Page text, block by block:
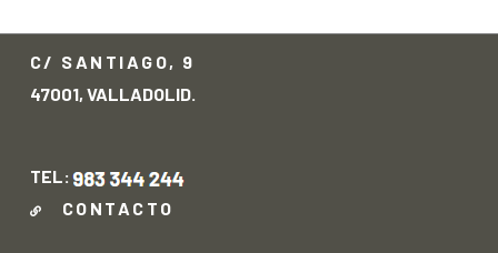
C/ SANTIAGO, 9
47001, VALLADOLID.
TEL:
CONTACTO